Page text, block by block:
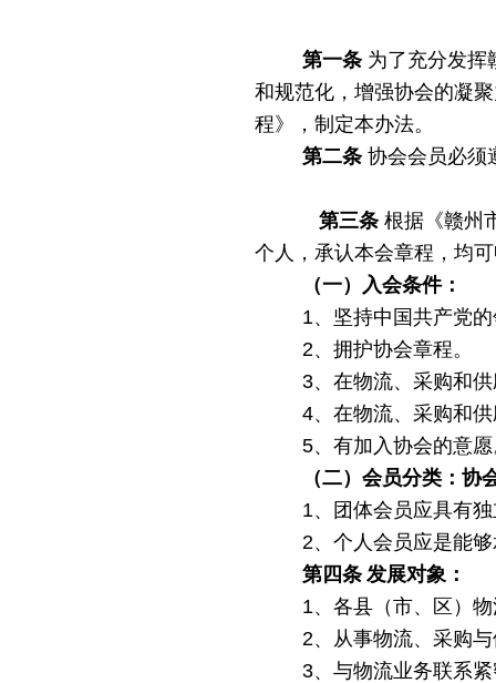
第一条 为了充分发挥
和规范化，增强协会的凝
程》，制定本办法。
第二条 协会会员必须
第三条 根据《赣州
个人，承认本会章程，均
（一）入会条件：
1、坚持中国共产党
2、拥护协会章程。
3、在物流、采购和
4、在物流、采购和
5、有加入协会的意
（二）会员分类：协
1、团体会员应具有
2、个人会员应是能
第四条 发展对象：
1、各县（市、区）
2、从事物流、采购
3、与物流业务联系